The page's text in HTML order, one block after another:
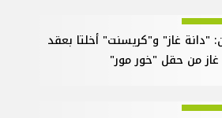
"دانة غاز" و"كريسنت" أخلتا بعقد
غاز من حقل "خور مور"